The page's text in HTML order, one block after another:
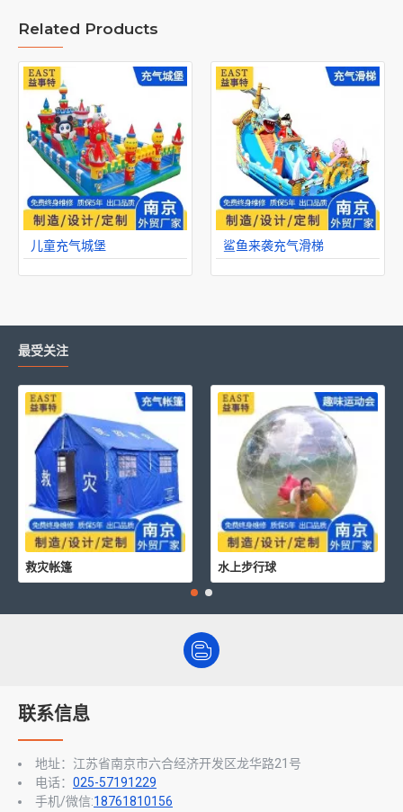
Related Products
儿童充气城堡 鲨鱼来袭充气滑梯
最受关注
救灾帐篷 水上步行球
联系信息
地址：江苏省南京市六合经济开发区龙华路21号
电话： 025-57191229
手机/微信:18761810156